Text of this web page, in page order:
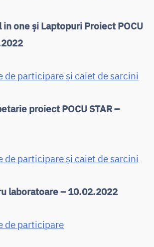
one și Laptopuri Proiect POCU
de participare și caiet de sarcini
proiect POCU STAR –
de participare și caiet de sarcini
laboratoare – 10.02.2022
de participare